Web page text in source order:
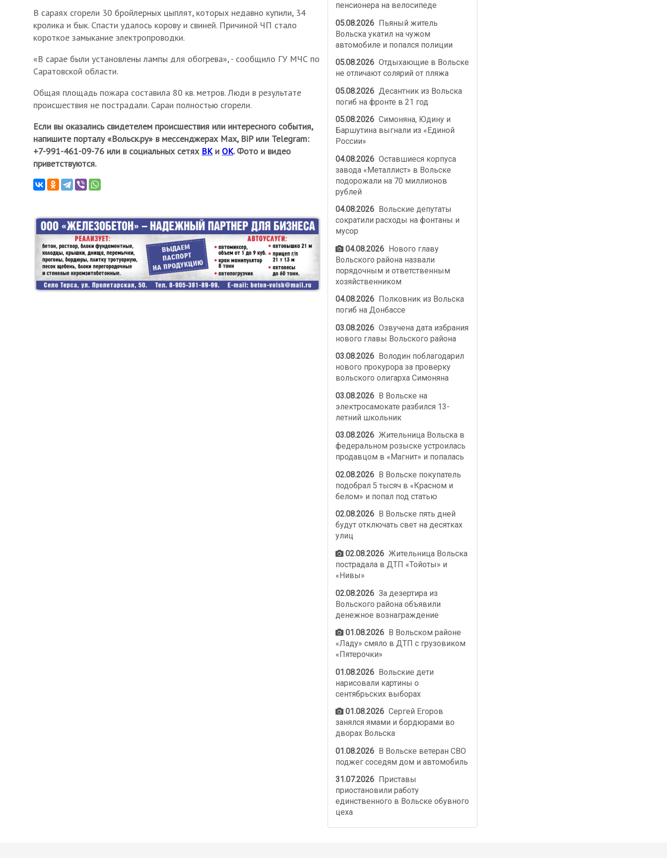
В сараях сгорели 30 бройлерных цыплят, которых недавно купили, 34
кролика и бык. Спасти удалось корову и свиней. Причиной ЧП стало
короткое замыкание электропроводки.
«В сарае были установлены лампы для обогрева», - сообщило ГУ МЧС по
Саратовской области.
Общая площадь пожара составила 80 кв. метров. Люди в результате
происшествия не пострадали. Сараи полностью сгорели.
Если вы оказались свидетелем происшествия или интересного события,
напишите порталу «Вольск.ру» в мессенджерах Мах, BiP или Telegram:
+7-991-461-09-76 или в социальных сетях ВКи ОК. Фото и видео
приветствуются.
пенсионера на велосипеде
05.08.2026 Пьяный житель
Вольска укатил на чужом
автомобиле и попался полиции
05.08.2026 Отдыхающие в Вольске
не отличают солярий от пляжа
05.08.2026 Десантник из Вольска
погиб на фронте в 21 год
05.08.2026 Симоняна, Юдину и
Баршутина выгнали из «Единой
России»
04.08.2026 Оставшиеся корпуса
завода «Металлист» в Вольске
подорожали на 70 миллионов
рублей
04.08.2026
Вольские депутаты
сократили расходы на фонтаны и
мусор
04.08.2026 Нового главу
Вольского района назвали
порядочным и ответственным
хозяйственником
04.08.2026
Полковник из Вольска
погиб на Донбассе
03.08.2026 Озвучена дата избрания
нового главы Вольского района
03.08.2026
Володин поблагодарил
нового прокурора за проверку
вольского олигарха Симоняна
03.08.2026 В Вольске на
электросамокате разбился 13-
летний школьник
03.08.2026 Жительница Вольска в
федеральном розыске устроилась
продавцом в «Магнит» и попалась
02.08.2026 В Вольске покупатель
подобрал 5 тысяч в «Красном и
белом» и попал под статью
02.08.2026
В Вольске пять дней
будут отключать свет на десятках
улиц
02.08.2026 Жительница Вольска
пострадала в ДТП «Тойоты» и
«Нивы»
02.08.2026 За дезертира из
Вольского района объявили
денежное вознаграждение
01.08.2026 В Вольском районе
«Ладу» смяло в ДТП с грузовиком
«Пятерочки»
01.08.2026 Вольские дети
нарисовали картины о
сентябрьских выборах
01.08.2026 Сергей Егоров
занялся ямами и бордюрами во
дворах Вольска
01.08.2026 В Вольске ветеран СВО
поджег соседям дом и автомобиль
31.07.2026 Приставы
приостановили работу
единственного в Вольске обувного
цеха